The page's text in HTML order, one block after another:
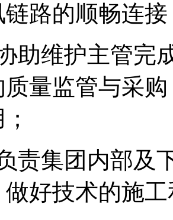
链路的顺畅连
助维护主管完
质量监管与采
责集团内部及
做好技术的施